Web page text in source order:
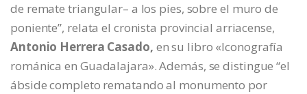
de remate triangular– a los pies, sobre el muro de
poniente”, relata el cronista provincial arriacense,
Antonio Herrera Casado, en su libro «Iconografía
románica en Guadalajara». Además, se distingue “el
ábside completo rematando al monumento por